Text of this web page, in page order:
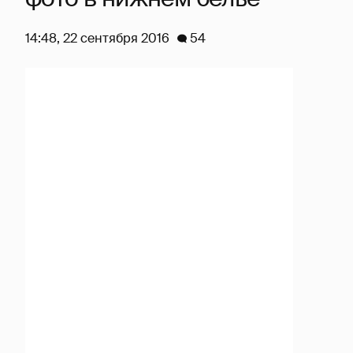
14:48, 22 сентября 2016 54